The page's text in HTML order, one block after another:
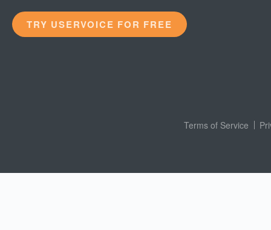
TRY USERVOICE FOR FREE
Terms of Service